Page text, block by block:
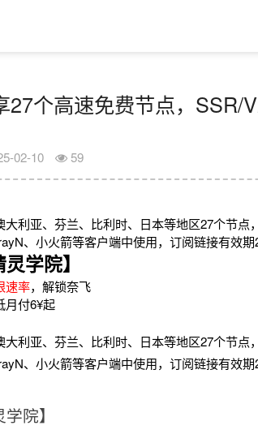
27个高速免费节点，SSR/
02-10 59
大利亚、芬兰、比利时、日本等地区27个节
、小火箭等客户端中使用，订阅链接有效期
学院】
速率，解锁奈飞
月付6¥起
大利亚、芬兰、比利时、日本等地区27个节
、小火箭等客户端中使用，订阅链接有效期
院】